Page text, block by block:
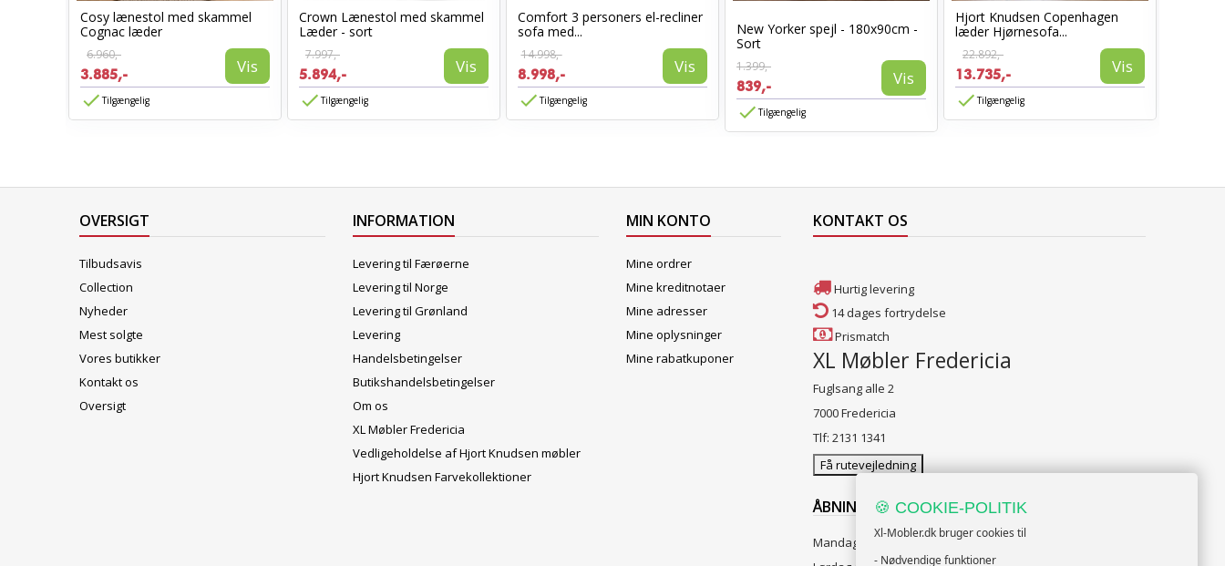
Cosy lænestol med skammel
Cognac læder
6.960,-
3.885,- Vis
Tilgængelig
Crown Lænestol med skammel
Læder - sort
7.997,-
5.894,- Vis
Tilgængelig
Comfort 3 personers el-recliner
sofa med...
14.998,-
8.998,- Vis
Tilgængelig
New Yorker spejl - 180x90cm -
Sort
1.399,-
839,- Vis
Tilgængelig
Hjort Knudsen Copenhagen
læder Hjørnesofa...
22.892,-
13.735,- Vis
Tilgængelig
OVERSIGT
Tilbudsavis
Collection
Nyheder
Mest solgte
Vores butikker
Kontakt os
Oversigt
INFORMATION
Levering til Færøerne
Levering til Norge
Levering til Grønland
Levering
Handelsbetingelser
Butikshandelsbetingelser
Om os
XL Møbler Fredericia
Vedligeholdelse af Hjort Knudsen møbler
Hjort Knudsen Farvekollektioner
MIN KONTO
Mine ordrer
Mine kreditnotaer
Mine adresser
Mine oplysninger
Mine rabatkuponer
KONTAKT OS
Hurtig levering
14 dages fortrydelse
Prismatch
XL Møbler Fredericia
Fuglsang alle 2
7000 Fredericia
Tlf: 2131 1341
Få rutevejledning
ÅBNINGSTIDER:
Mandag til Fredag 10:00 til 18:00
🍪 COOKIE-POLITIK
Xl-Mobler.dk bruger cookies til
- Nødvendige funktioner